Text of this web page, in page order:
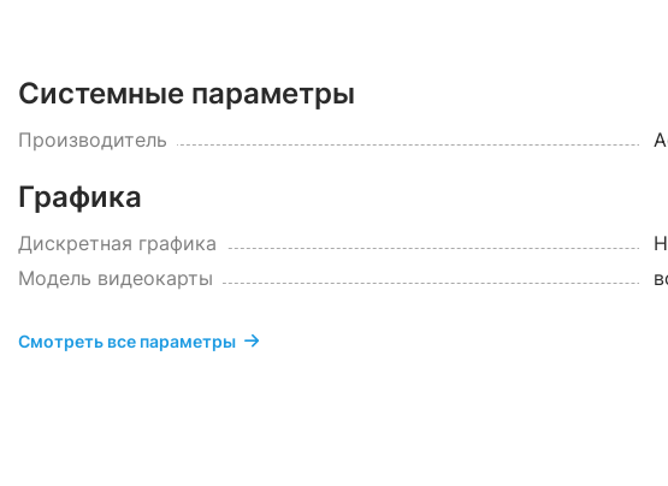
Системные параметры
Производитель
Графика
Дискретная графика
Модель видеокарты
Смотреть все параметры